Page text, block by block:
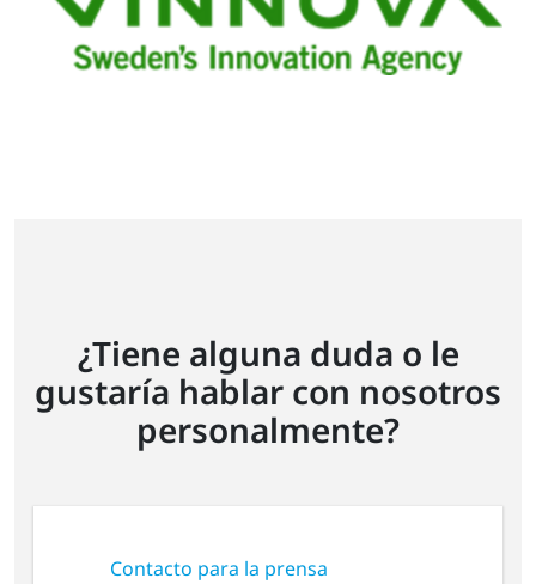
¿Tiene alguna duda o le
gustaría hablar con nosotros
personalmente?
Contacto para la prensa